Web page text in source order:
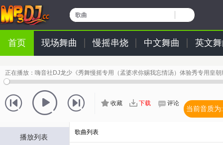
歌曲
首页 现场舞曲 慢摇串烧 中文舞曲 英文
正在播放： 嗨音社DJ龙少《秀舞慢摇专用（孟婆求你赐我忘情汤）体验秀专用皇
收藏 下载 评论
当前音质为:
播放列表
歌曲列表